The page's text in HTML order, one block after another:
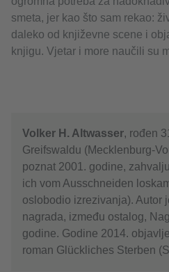
smeta, jer kao što sam rekao:
daleko od književne scene i
knjigu. Vjetar i more naučili su
Volker H. Altwasser, rođen
Greifswaldu (Mecklenburg-
poznat 2001. godine,
ich vom Ausschneiden
oslobodio izrezivanja). Autor
nagrada, između ostalog,
godine. Godine 2014.
roman Glückliches Sterben